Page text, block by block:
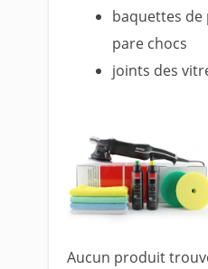
baquettes
pare chocs
joints des
Aucun produit